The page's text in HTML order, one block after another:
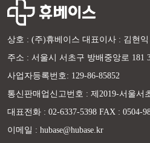
상호 : (주)휴베이스 대표이사 : 김현익
주소 : 서울시 서초구 방배중앙로 181
사업자등록번호: 129-86-85852
통신판매업신고번호 : 제2019-서울서
대표전화 : 02-6337-5398 FAX : 0504-
이메일 : hubase@hubase.kr